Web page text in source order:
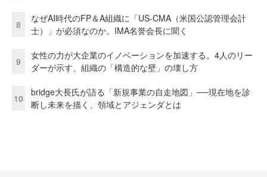
8
なぜAI時代のFP＆A組織に「US-CMA（米国公認管理会計
士）」が必須なのか。IMA名誉会長に聞く
9
女性の力が大企業のイノベーションを加速する。4人のリー
ダーが示す、組織の「構造的な壁」の壊し方
10
bridge大長氏が語る「新規事業の自走地図」──現在地を診
断し未来を描く、領域とアジェンダとは